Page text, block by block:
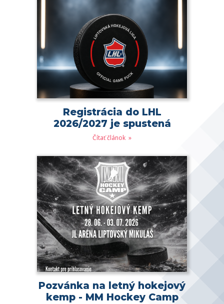
Registrácia do LHL
2026/2027 je spustená
Čítať článok
Pozvánka na letný hokejový
kemp - MM Hockey Camp